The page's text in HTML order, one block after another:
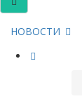
НОВОСТИ